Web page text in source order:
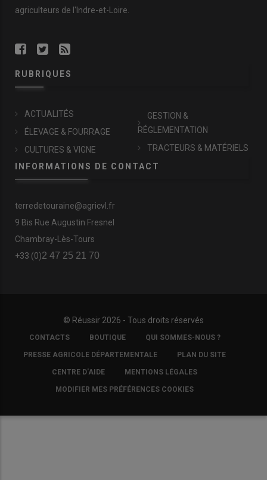
agriculteurs de l'Indre-et-Loire.
RUBRIQUES
ACTUALITÉS
ÉLEVAGE & FOURRAGE
CULTURES & VIGNE
GESTION &
RÉGLEMENTATION
TRACTEURS & MATÉRIELS
INFORMATIONS DE CONTACT
terredetouraine@agricvl.fr
9 Bis Rue Augustin Fresnel
Chambray-Lès-Tours
+33 (0)2 47 25 21 70
© Réussir 2026 - Tous droits réservés
FOOTER
COPYRIGHT
CONTACTS BOUTIQUE QUI SOMMES-NOUS ?
PRESSE AGRICOLE DÉPARTEMENTALE PLAN DU SITE
CENTRE D'AIDE MENTIONS LÉGALES
MODIFIER MES PRÉFÉRENCES COOKIES